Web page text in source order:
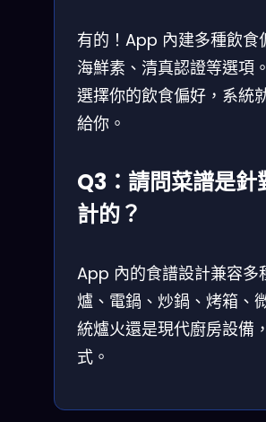
有的！App 內建多種飲食
海鮮素、清真認證等選項
選擇你的飲食偏好，系統
給你。
Q3：請問菜譜是
計的？
App 內的食譜設計兼容多
爐、電鍋、炒鍋、烤箱、
統爐火還是現代廚房設備
式。